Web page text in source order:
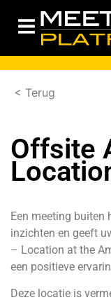
< Terug
Offsite
Een meeting buiten
inzichten en geeft
– Location at the
een positieve
Deze locatie is